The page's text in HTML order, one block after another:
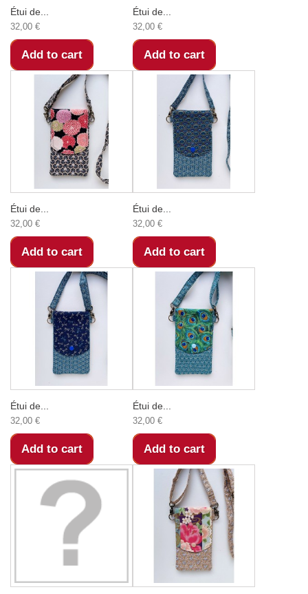
Étui de...
32,00 €
Add to cart
Étui de...
32,00 €
Add to cart
Étui de...
32,00 €
Add to cart
Étui de...
32,00 €
Add to cart
Étui de...
32,00 €
Add to cart
Étui de...
32,00 €
Add to cart